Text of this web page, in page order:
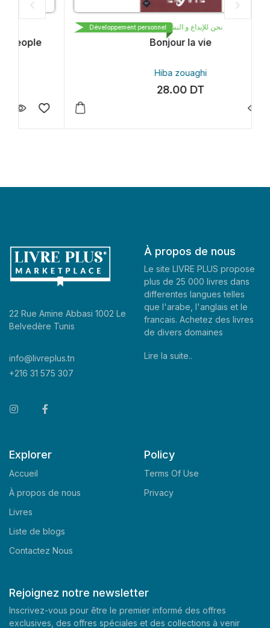
نحن للإبداع و النشر و التوزيع
Bonjour la vie
Hiba zouaghi
DT
Développement personnel
22 Rue Amine Abbasi 1002 Le
Belvedère Tunis
info@livreplus.tn
+216 31 575 307
À propos de nous
Le site LIVRE PLUS propose
plus de 25 000 livres dans
differentes langues telles
que l'arabe, l'anglais et le
francais. Achetez des livres
de divers domaines
Lire la suite..
Explorer
Accueil
À propos de nous
Livres
Liste de blogs
Contactez Nous
Policy
Terms Of Use
Privacy
Rejoignez notre newsletter
Inscrivez-vous pour être le premier informé des offres
exclusives, des offres spéciales et des collections à venir